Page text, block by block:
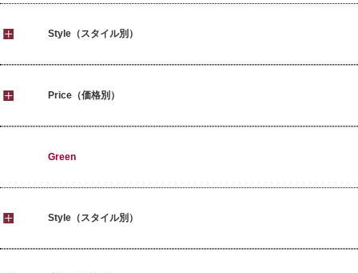
Style（スタイル別）
Price（価格別）
Green
Style（スタイル別）